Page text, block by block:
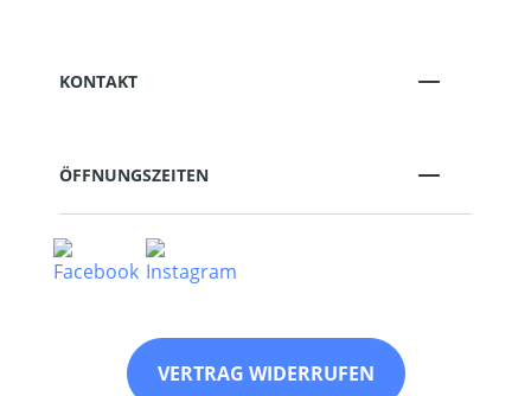
KONTAKT
ÖFFNUNGSZEITEN
VERTRAG WIDERRUFEN